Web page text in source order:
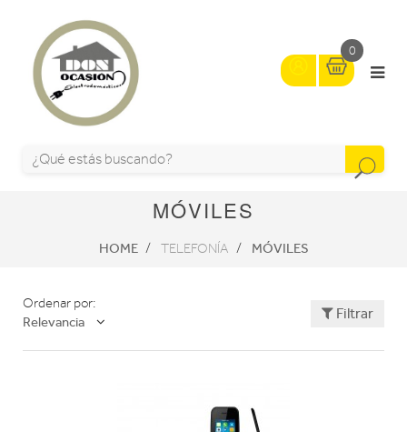
0
MÓVILES
HOME TELEFONÍA MÓVILES
Ordenar por:
Relevancia
Filtrar